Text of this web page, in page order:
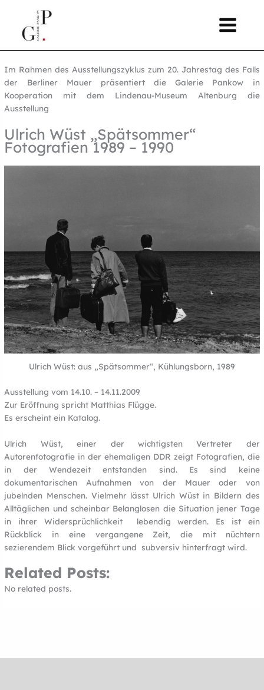
springen
Im Rahmen des Ausstellungszyklus zum 20. Jahrestag des Falls
der Berliner Mauer präsentiert die Galerie Pankow in
Kooperation mit dem Lindenau-Museum Altenburg die
Ausstellung
Ulrich Wüst „Spätsommer“
Fotografien 1989 – 1990
Ulrich Wüst: aus „Spätsommer“, Kühlungsborn, 1989
Ausstellung vom 14.10. – 14.11.2009
Zur Eröffnung spricht Matthias Flügge.
Es erscheint ein Katalog.
Ulrich Wüst, einer der wichtigsten Vertreter der
Autorenfotografie in der ehemaligen DDR zeigt Fotografien, die
in der Wendezeit entstanden sind. Es sind keine
dokumentarischen Aufnahmen von der Mauer oder von
jubelnden Menschen. Vielmehr lässt Ulrich Wüst in Bildern des
Alltäglichen und scheinbar Belanglosen die Situation jener Tage
in ihrer Widersprüchlichkeit lebendig werden. Es ist ein
Rückblick in eine vergangene Zeit, die mit nüchtern
sezierendem Blick vorgeführt und subversiv hinterfragt wird.
Related Posts:
No related posts.